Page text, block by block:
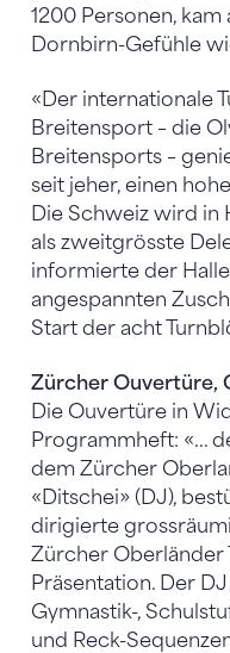
1200 Personen,
Dornbirn-Gefühle
«Der internationale
Breitensport – die
Breitensports –
seit jeher, einen
Die Schweiz wird in
als zweitgrösste
informierte der
angespannten
Start der acht
Zürcher Ouvertüre,
Die Ouvertüre in
Programmheft: «...
dem Zürcher
«Ditschei» (DJ),
dirigierte
Zürcher Oberländer
Präsentation. Der
Gymnastik-,
und Reck-